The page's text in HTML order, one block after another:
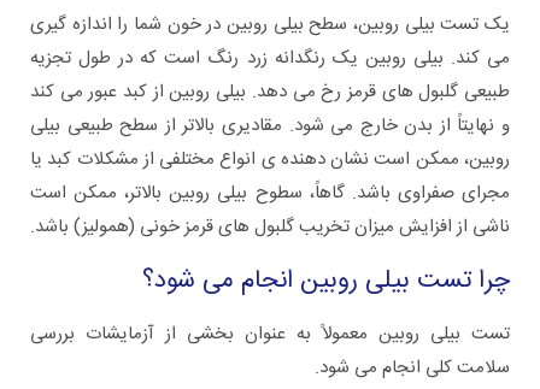
یک تست بیلی روبین، سطح بیلی روبین در خون شما را اندازه گیری
می کند. بیلی روبین یک رنگدانه زرد رنگ است که در طول تجزیه
طبیعی گلبول های قرمز رخ می دهد. بیلی روبین از کبد عبور می کند
و نهایتاً از بدن خارج می شود. مقادیری بالاتر از سطح طبیعی بیلی
روبین، ممکن است نشان دهنده ی انواع مختلفی از مشکلات کبد یا
مجرای صفراوی باشد. گاهاً، سطوح بیلی روبین بالاتر، ممکن است
ناشی از افزایش میزان تخریب گلبول های قرمز خونی (همولیز) باشد.
چرا تست بیلی روبین انجام می شود؟
تست بیلی روبین معمولاً به عنوان بخشی از آزمایشات بررسی
سلامت کلی انجام می شود.